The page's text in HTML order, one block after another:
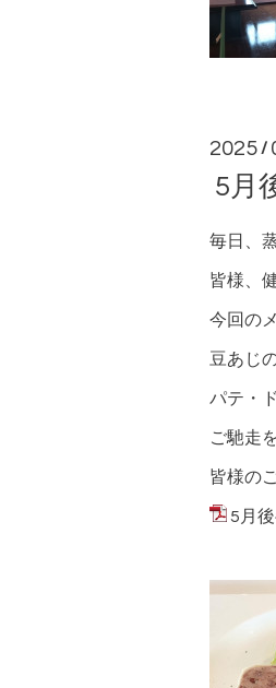
2025 /
5月
毎日、
皆様、
今回の
豆あじ
パテ・
ご馳走
皆様の
5月